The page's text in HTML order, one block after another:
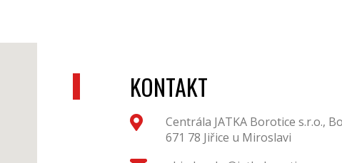
KONTAKT
Centrála JATKA Borotice s.r.o.,
671 78 Jiřice u Miroslavi